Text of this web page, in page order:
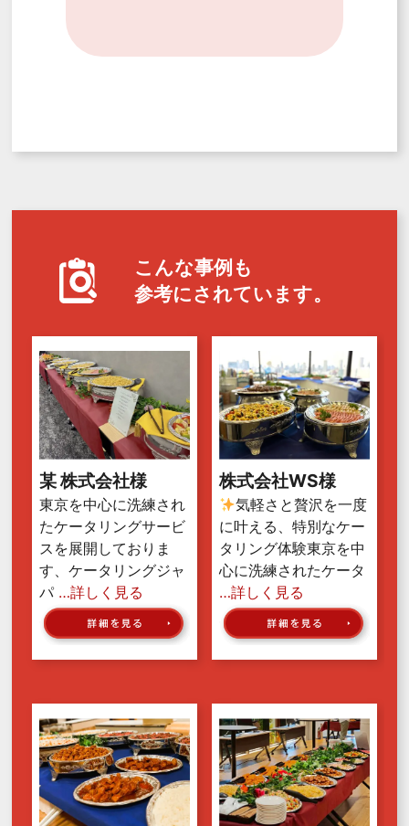
こんな事例も
参考にされています。
某 株式会社様
東京を中心に洗練され
たケータリングサービ
スを展開しておりま
す、ケータリングジャ
パ …詳しく見る
株式会社WS様
気軽さと贅沢を一度
に叶える、特別なケー
タリング体験東京を中
心に洗練されたケータ
…詳しく見る